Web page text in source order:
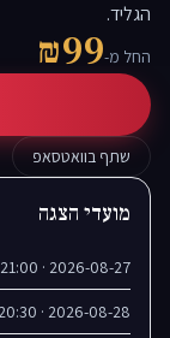
הגליד.
החל מ-₪99
שתף בוואטסאפ
מועדי הצגה
2026-08-27 · 21:00
2026-08-28 · 20:30